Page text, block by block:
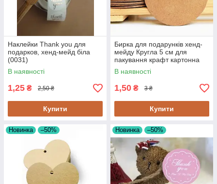
Наклейки Thank you для
подарков, хенд-мейд біла
(0031)
В наявності
1,25 ₴ 2,50 ₴
Купити
Бирка для подарунків хенд-
мейду Кругла 5 см для
пакування крафт картонна
(0015)
В наявності
1,50 ₴ 3 ₴
Купити
Новинка –50% Новинка –50%